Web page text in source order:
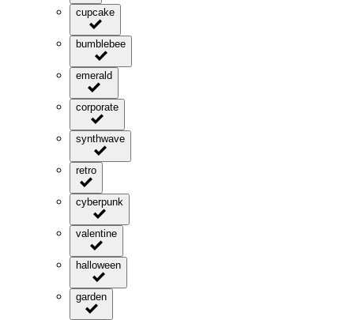
cupcake
bumblebee
emerald
corporate
synthwave
retro
cyberpunk
valentine
halloween
garden